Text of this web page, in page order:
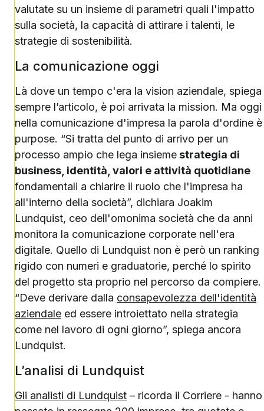
valutate su un insieme di parametri quali l'impatto
sulla società, la capacità di attirare i talenti, le
strategie di sostenibilità.
La comunicazione oggi
Là dove un tempo c'era la vision aziendale, spiega
sempre l’articolo, è poi arrivata la mission. Ma oggi
nella comunicazione d'impresa la parola d'ordine è
purpose. “Si tratta del punto di arrivo per un
processo ampio che lega insiemestrategia di
business, identità, valori e attività quotidiane
fondamentali a chiarire il ruolo che l'impresa ha
all'interno della società”, dichiara Joakim
Lundquist, ceo dell'omonima società che da anni
monitora la comunicazione corporate nell'era
digitale. Quello di Lundquist non è però un ranking
rigido con numeri e graduatorie, perché lo spirito
del progetto sta proprio nel percorso da compiere.
“Deve derivare dalla consapevolezza dell'identità
aziendale ed essere introiettato nella strategia
come nel lavoro di ogni giorno”, spiega ancora
Lundquist.
L’analisi di Lundquist
Gli analisti di Lundquist – ricorda il Corriere - hanno